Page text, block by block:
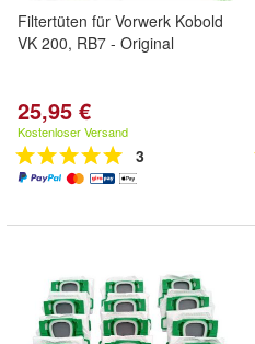
Filtertüten für Vorwerk Kobold
VK 200, RB7 - Original
25,95 €
Kostenloser Versand
3